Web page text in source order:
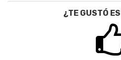
¿TE GUSTÓ